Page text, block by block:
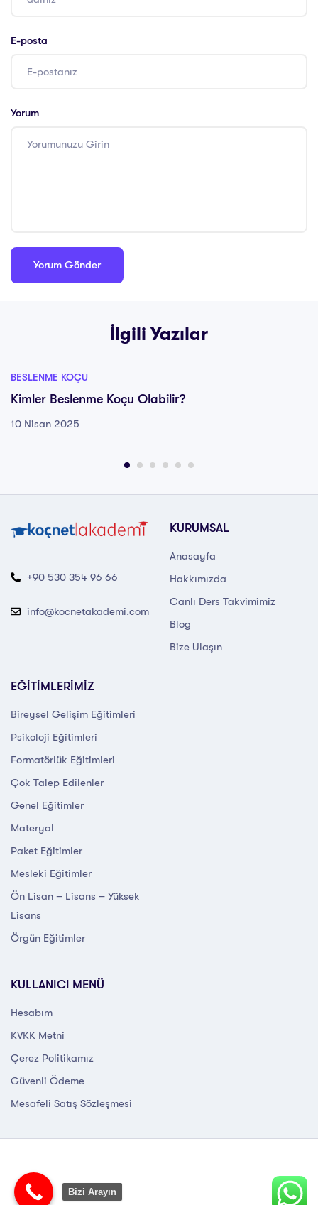
E-posta
Yorum
İlgili Yazılar
BESLENME KOÇU
Kimler Beslenme Koçu Olabilir?
10 Nisan 2025
+90 530 354 96 66
info@kocnetakademi.com
KURUMSAL
Anasayfa
Hakkımızda
Canlı Ders Takvimimiz
Blog
Bize Ulaşın
EĞİTİMLERİMİZ
Bireysel Gelişim Eğitimleri
Psikoloji Eğitimleri
Formatörlük Eğitimleri
Çok Talep Edilenler
Genel Eğitimler
Materyal
Paket Eğitimler
Mesleki Eğitimler
Ön Lisan – Lisans – Yüksek
Lisans
Örgün Eğitimler
KULLANICI MENÜ
Hesabım
KVKK Metni
Çerez Politikamız
Güvenli Ödeme
Mesafeli Satış Sözleşmesi
Bizi Arayın